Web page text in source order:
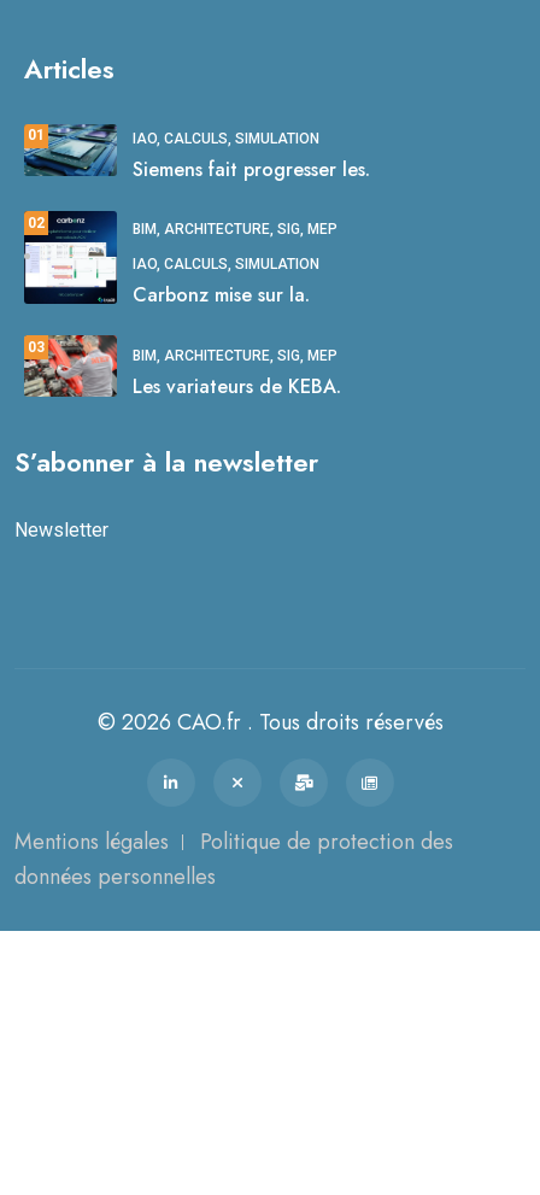
Articles
01 IAO, CALCULS, SIMULATION
Siemens fait progresser les.
02 BIM, ARCHITECTURE, SIG, MEP
IAO, CALCULS, SIMULATION
Carbonz mise sur la.
03 BIM, ARCHITECTURE, SIG, MEP
Les variateurs de KEBA.
S’abonner à la newsletter
Newsletter
© 2026 CAO.fr . Tous droits réservés
Mentions légales
Politique de protection des
données personnelles